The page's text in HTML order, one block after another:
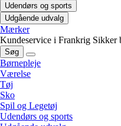
Udendørs og sports
Udgående udvalg
Mærker
Kundeservice i Frankrig Sikker
Søg
Børnepleje
Værelse
Tøj
Sko
Spil og Legetøj
Udendørs og sports